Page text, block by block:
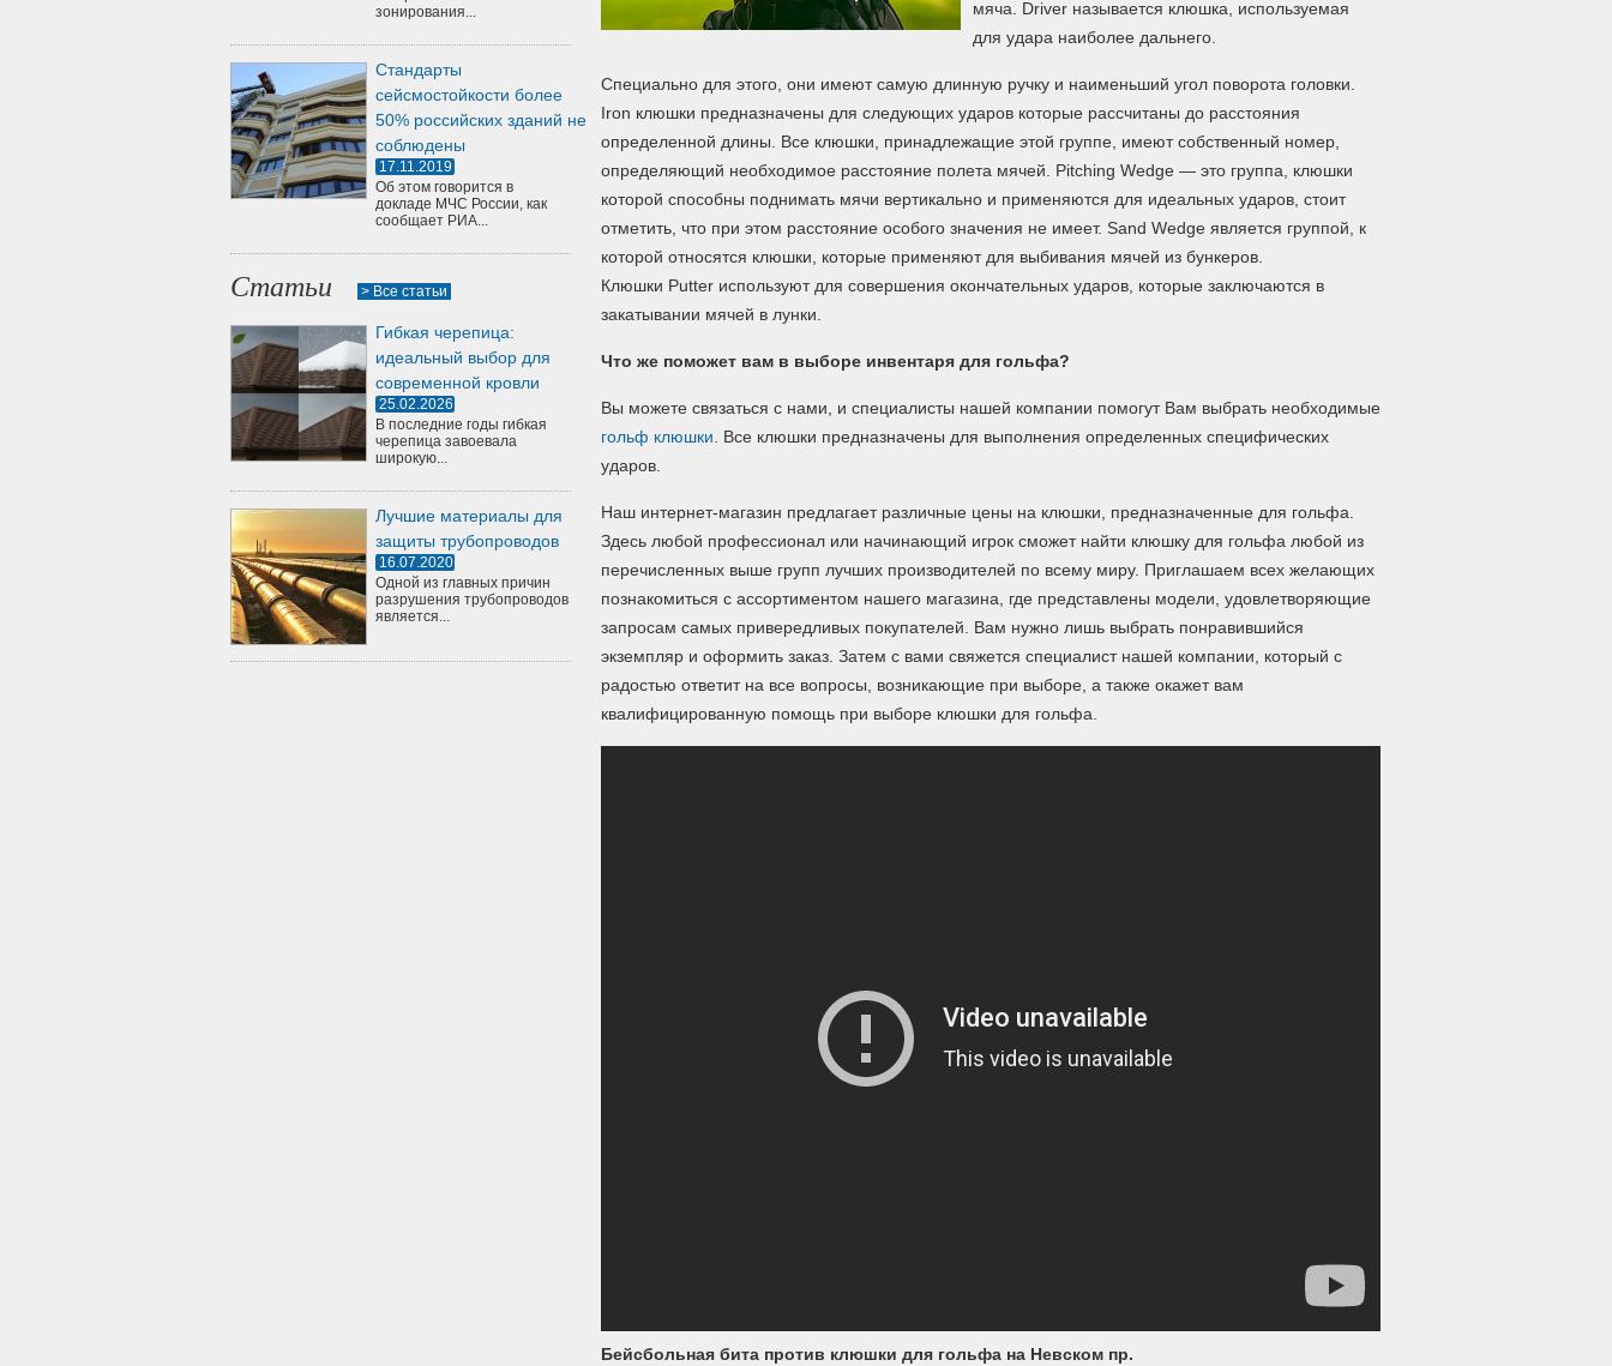
зонирования...
Стандарты
сейсмостойкости более
50% российских зданий не
соблюдены
17.11.2019
Об этом говорится в
докладе МЧС России, как
сообщает РИА...
Статьи > Все статьи
Гибкая черепица:
идеальный выбор для
современной кровли
25.02.2026
В последние годы гибкая
черепица завоевала
широкую...
Лучшие материалы для
защиты трубопроводов
16.07.2020
Одной из главных причин
разрушения трубопроводов
является...
мяча. Driver называется клюшка, используемая
для удара наиболее дальнего.
Специально для этого, они имеют самую длинную ручку и наименьший угол поворота головки.
Iron клюшки предназначены для следующих ударов которые рассчитаны до расстояния
определенной длины. Все клюшки, принадлежащие этой группе, имеют собственный номер,
определяющий необходимое расстояние полета мячей. Pitching Wedge — это группа, клюшки
которой способны поднимать мячи вертикально и применяются для идеальных ударов, стоит
отметить, что при этом расстояние особого значения не имеет. Sand Wedge является группой, к
которой относятся клюшки, которые применяют для выбивания мячей из бункеров.
Клюшки Putter используют для совершения окончательных ударов, которые заключаются в
закатывании мячей в лунки.
Что же поможет вам в выборе инвентаря для гольфа?
Вы можете связаться с нами, и специалисты нашей компании помогут Вам выбрать необходимые
гольф клюшки . Все клюшки предназначены для выполнения определенных специфических
ударов.
Наш интернет-магазин предлагает различные цены на клюшки, предназначенные для гольфа.
Здесь любой профессионал или начинающий игрок сможет найти клюшку для гольфа любой из
перечисленных выше групп лучших производителей по всему миру. Приглашаем всех желающих
познакомиться с ассортиментом нашего магазина, где представлены модели, удовлетворяющие
запросам самых привередливых покупателей. Вам нужно лишь выбрать понравившийся
экземпляр и оформить заказ. Затем с вами свяжется специалист нашей компании, который с
радостью ответит на все вопросы, возникающие при выборе, а также окажет вам
квалифицированную помощь при выборе клюшки для гольфа.
Бейсбольная бита против клюшки для гольфа на Невском пр.